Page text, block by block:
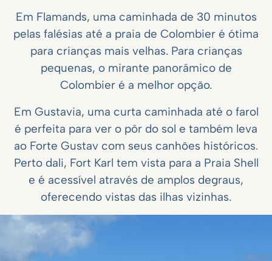
Em Flamands, uma caminhada de 30 minutos
pelas falésias até a praia de Colombier é ótima
para crianças mais velhas. Para crianças
pequenas, o mirante panorâmico de
Colombier é a melhor opção.
Em Gustavia, uma curta caminhada até o farol
é perfeita para ver o pôr do sol e também leva
ao Forte Gustav com seus canhões históricos.
Perto dali, Fort Karl tem vista para a Praia Shell
e é acessível através de amplos degraus,
oferecendo vistas das ilhas vizinhas.